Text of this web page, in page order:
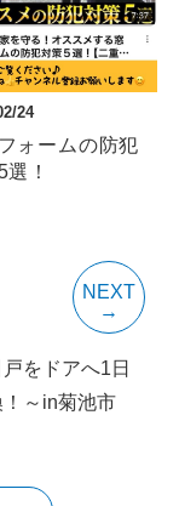
24
ォームの防犯
選！
NEXT
をドアへ1日
！～in菊池市